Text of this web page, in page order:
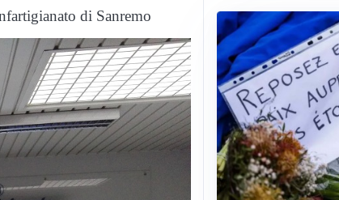
di Sanremo